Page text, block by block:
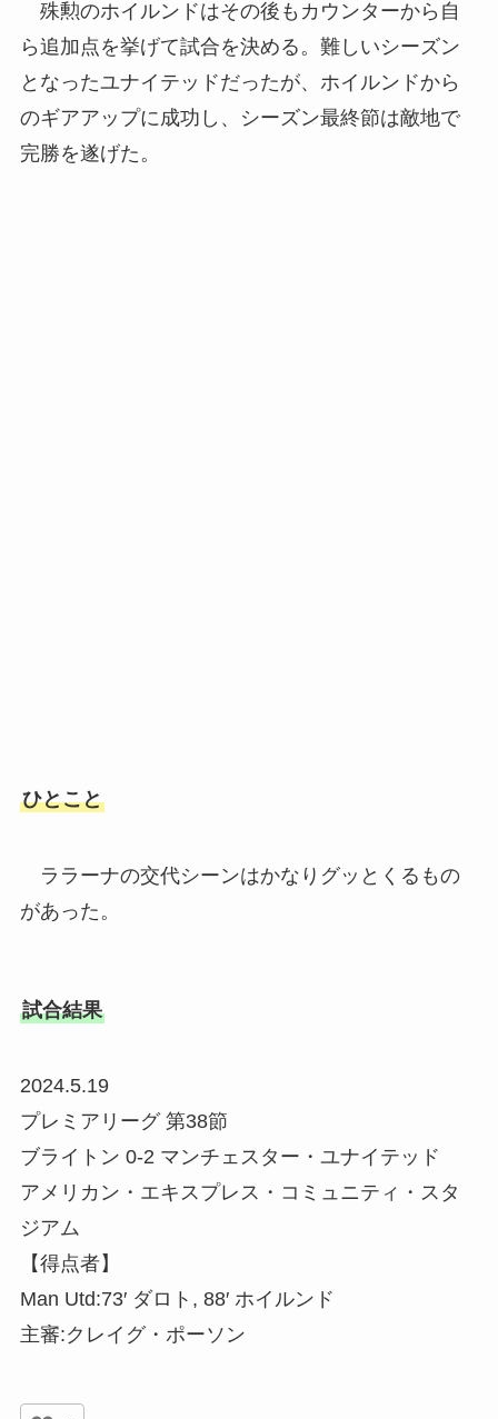
殊勲のホイルンドはその後もカウンターから自
ら追加点を挙げて試合を決める。難しいシーズン
となったユナイテッドだったが、ホイルンドから
のギアアップに成功し、シーズン最終節は敵地で
完勝を遂げた。
ひとこと
ララーナの交代シーンはかなりグッとくるもの
があった。
試合結果
2024.5.19
プレミアリーグ 第38節
ブライトン 0-2 マンチェスター・ユナイテッド
アメリカン・エキスプレス・コミュニティ・スタ
ジアム
【得点者】
Man Utd:73′ ダロト, 88′ ホイルンド
主審:クレイグ・ポーソン